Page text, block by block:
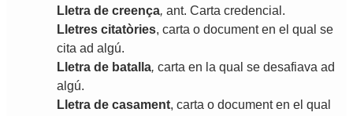
Lletra de creença, ant. Carta credencial .
Lletres citatòries, carta o document en el qual se
cita ad algú.
Lletra de batalla, carta en la qual se desafiava ad
algú.
Lletra de casament, carta o document en el qual